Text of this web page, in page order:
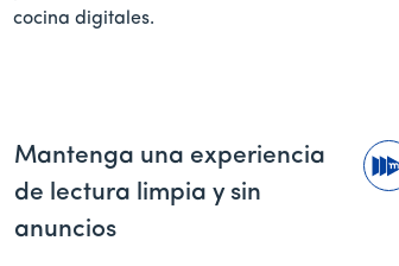
cocina digitales.
Mantenga una experiencia
de lectura limpia y sin
anuncios